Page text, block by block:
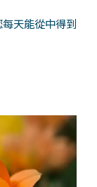
天能從中得到